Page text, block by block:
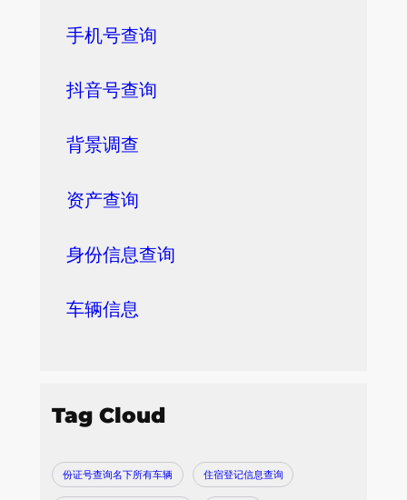
手机号查询
抖音号查询
背景调查
资产查询
身份信息查询
车辆信息
Tag Cloud
份证号查询名下所有车辆 住宿登记信息查询